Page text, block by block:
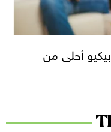
أحلى من